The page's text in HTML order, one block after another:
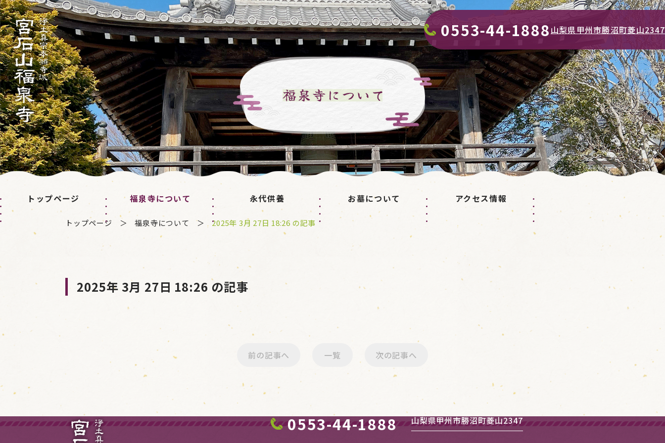
0553-44-1888山梨県甲州市勝沼町菱山2347
トップページ 福泉寺について 永代供養 お墓について アクセス情報
トップページ 福泉寺について 2025年 3月 27日 18:26 の記事
2025年 3月 27日 18:26 の記事
前の記事へ 一覧 次の記事へ
0553-44-1888 山梨県甲州市勝沼町菱山2347